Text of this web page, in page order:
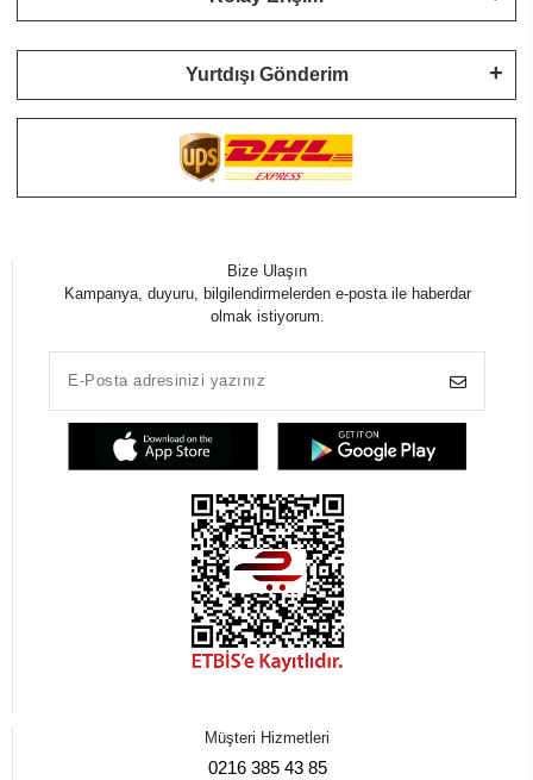
Yurtdışı Gönderim
Bize Ulaşın
Kampanya, duyuru, bilgilendirmelerden e-posta ile haberdar
olmak istiyorum.
Müşteri Hizmetleri
0216 385 43 85